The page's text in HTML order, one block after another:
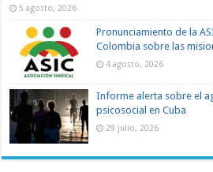
5 agosto, 2026
Pronunciamiento de la
Colombia sobre las
4 agosto, 2026
Informe alerta sobre el
psicosocial en Cuba
29 julio, 2026